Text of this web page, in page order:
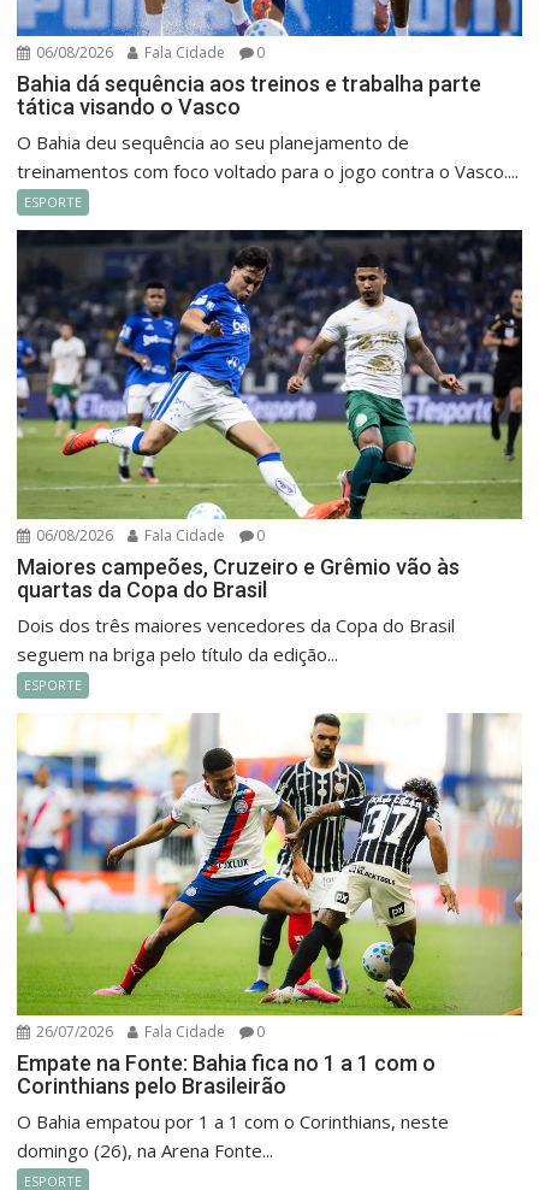
06/08/2026 Fala Cidade 0
Bahia dá sequência aos treinos e trabalha parte
tática visando o Vasco
O Bahia deu sequência ao seu planejamento de
treinamentos com foco voltado para o jogo contra o Vasco....
ESPORTE
06/08/2026 Fala Cidade 0
Maiores campeões, Cruzeiro e Grêmio vão às
quartas da Copa do Brasil
Dois dos três maiores vencedores da Copa do Brasil
seguem na briga pelo título da edição...
ESPORTE
26/07/2026 Fala Cidade 0
Empate na Fonte: Bahia fica no 1 a 1 com o
Corinthians pelo Brasileirão
O Bahia empatou por 1 a 1 com o Corinthians, neste
domingo (26), na Arena Fonte...
ESPORTE